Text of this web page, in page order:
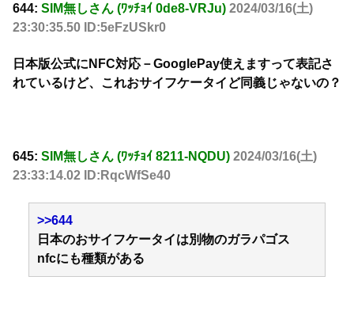
644: SIM無しさん (ﾜｯﾁｮｲ 0de8-VRJu) 2024/03/16(土)
23:30:35.50 ID:5eFzUSkr0
日本版公式にNFC対応－GooglePay使えますって表記さ
れているけど、これおサイフケータイど同義じゃないの？
645: SIM無しさん (ﾜｯﾁｮｲ 8211-NQDU) 2024/03/16(土)
23:33:14.02 ID:RqcWfSe40
>>644
日本のおサイフケータイは別物のガラパゴス
nfcにも種類がある